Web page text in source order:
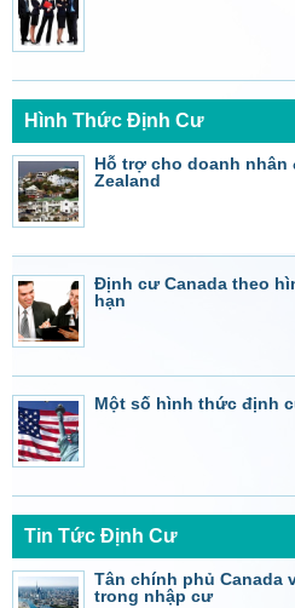
Hình Thức Định Cư
Hỗ trợ cho doanh
Zealand
Định cư Canada theo
hạn
Một số hình thức định
Tin Tức Định Cư
Tân chính phủ Canada
trong nhập cư